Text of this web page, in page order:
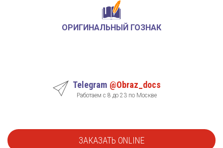
ОРИГИНАЛЬНЫЙ ГОЗНАК
Telegram @Obraz_docs
Работаем с 8 до 23 по Москве
ЗАКАЗАТЬ ONLINE